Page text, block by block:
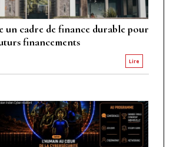
un cadre de finance durable pour
financements
Lire